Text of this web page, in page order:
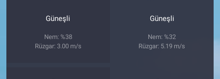
Güneşli
Nem: %38
Rüzgar: 3.00 m/s
Güneşli
Nem: %32
Rüzgar: 5.19 m/s